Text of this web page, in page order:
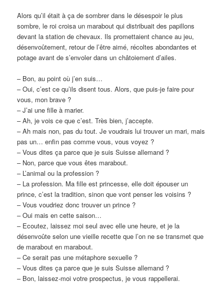
Alors qu’il était à ça de sombrer dans le désespoir le plus
sombre, le roi croisa un marabout qui distribuait des papillons
devant la station de chevaux. Ils promettaient chance au jeu,
désenvoûtement, retour de l’être aimé, récoltes abondantes et
potage avant de s’envoler dans un châtoiement d’ailes.
– Bon, au point où j’en suis…
– Oui, c’est ce qu’ils disent tous. Alors, que puis-je faire pour
vous, mon brave ?
– J’ai une fille à marier.
– Ah, je vois ce que c’est. Très bien, j’accepte.
– Ah mais non, pas du tout. Je voudrais lui trouver un mari, mais
pas un… enfin pas comme vous, vous voyez ?
– Vous dites ça parce que je suis Suisse allemand ?
– Non, parce que vous êtes marabout.
– L’animal ou la profession ?
– La profession. Ma fille est princesse, elle doit épouser un
prince, c’est la tradition, sinon que vont penser les voisins ?
– Vous voudriez donc trouver un prince ?
– Oui mais en cette saison…
– Ecoutez, laissez moi seul avec elle une heure, et je la
désenvoûte selon une vieille recette que l’on ne se transmet que
de marabout en marabout.
– Ce serait pas une métaphore sexuelle ?
– Vous dites ça parce que je suis Suisse allemand ?
– Bon, laissez-moi votre prospectus, je vous rappellerai.